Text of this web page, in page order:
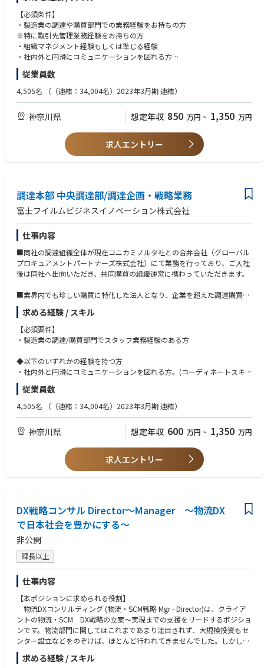
上の方を募集させていただきます。
【業務内容】
・取引先活用・管理、アライアンス強化に向けた企画、運営、管理などの
業務を担っており、今回の新会社に伴い、自社のみならず2社共同の新た
どを推進いただきます。
・取引先管理チームの組織マネジメント
※取引先個社とのやり取りは各バイヤーが現場単位で管理しており、本部
署ではそのサポートや全体の管理をしていただくイメージとなります。
・取引先活用・管理およびアライアンス強化に向けた施策立案およびその
・取引先に対する各種調査の実施、管理
・債権債務管理、契約管理
・取引先管理チームメンバーの人材育成、業務進捗管理、労務管理など
【配属組織】
集となります。
- 取引先管理チーム(取引先評価、債券債務管理、契約管理)
・調達単体で協業する稀有な環境下において、合併会社の運用やルール構
築をしていく部署となり、取引先管理の観点にてプロジェクトに参画いた
だきます。
・新評価制度など企業としても新たなチャレンジをしていくため、関係者
との間を取り持ち、バイヤー部門を支えていく重要な役割を担っていただ
【配属組織】
企画管理部には以下4チームにわかれており、今回は取引先管理チームで
の募集となります。
-調達戦略チーム（調達戦略の立案/実行、部門・法人運営）
-調達基盤チーム(システムの運用、帳票/KPI/原価管理)
-取引先管理チーム(取引先評価、債券管理、契約管理)
-環境CSRチーム(CSR化学物質管理、CSR違反行為確認、CO2削減)
週に2回までリモートワーク可能
【必須条件】
・製造業の調達や購買部門での業務経験をお持ちの方
※特に取引先管理業務経験をお持ちの方
・組織マネジメント経験もしくは準じる経験
・社内外と円滑にコミュニケーションを図れる方
・コーディネートスキル、ファシリテートスキルをお持ちの方
【歓迎条件】
・調達管理（取引先管理、原価管理、環境影響管理、CSR管理など）
・コンプライアンス対応(競争法、取適法（下請法）対応など)
・部品調達（メカ部品、電子部品、原材料など）
・組織横断でのプロジェクトリード経験をお持ちの方
従業員数
4,505名 （（連結：34,004名）2023年3月期 連結）
神奈川県 想定年収 850 万円 ~ 1,350 万円
求人エントリー
調達本部 中央調達部/調達企画・戦略業務
富士フイルムビジネスイノベーション株式会社
仕事内容
■同社の調達組織全体が現在コニカミノルタ社との合弁会社（グローバル
プロキュアメントパートナーズ株式会社）にて業務を行っており、ご入社
後は同社へ出向いただき、共同購買の組織運営に携わっていただきます。
■業界内でも珍しい購買に特化した法人となり、企業を超えた調達購買戦
略～法人運営までを行っていただくことがミッションとなります。
https://www.fujifilm.com/fb/company/news/release/2025/82714
【業務内容】
最適化、供給体制構築)
・調達戦略の立案/実行に向けた部内調整、会議ファシリテート
・部門/法人運営業務 (KPI管理、経営報告、部門イベント企画運営、内部/
外部監査対応、本社企画部門/総務/人事との調整業務など)
※一部法人運営業務がございますが、メインミッションとしては、調達戦
略や共同購買購買の体制構築となります。
【業務の魅力】
調達戦略を企画段階から携わっていただけます。
・組織やガバナンス含めルール作りの構築から携われ、経営に近しい立場
企画管理部には以下4チームにわかれており、今回は調達戦略チームでの
募集となります。
-調達戦略チーム（調達戦略の立案/実行、部門・法人運営）
-調達基盤チーム(システムの運用、帳票/KPI/原価管理)
-取引先管理チーム(取引先評価、債券管理、契約管理)
-環境CSRチーム(CSR化学物質管理、CSR違反行為確認、CO2削減)
■働き方：
週に2回までリモートワーク可能
フレックス制度有
部署残業10-20h程度
求める経験 / スキル
【必須要件】
・製造業の調達/購買部門でスタッフ業務経験のある方
◆以下のいずれかの経験を持つ方
・社内外と円滑にコミュニケーションを図れる方。(コーディネートスキ
ル、ファシリテートスキル)
・部内外問わずプロジェクトマネージメントの経験をしたことのある方。
下記の領域で知識・経験をお持ちのかたは歓迎いたします。
・調達戦略立案、企画
・他社との共同購買戦略立案、実行
・コンプライアンス対応(競争法、下請法対応など)
・プロジェクトマネジメント
従業員数
4,505名 （（連結：34,004名）2023年3月期 連結）
神奈川県 想定年収 600 万円 ~ 1,350 万円
求人エントリー
DX戦略コンサル Director～Manager ～物流DX
で日本社会を豊かにする～
非公開
課長以上
仕事内容
【本ポジションに求められる役割】
物流DXコンサルティング (物流・SCM戦略 Mgr - Director)は、クライア
ントの物流・SCM DX戦略の立案～実現までの支援をリードするポジショ
ンです。物流部門に関してはこれまであまり注目されず、大規模投資もセ
ンター設立などをのぞけば、ほとんど行われてきませんでした。しかし、
ドライバー不足や物流費の値上げを背景に、物流に対する経営の関心が高
まっています。物流部門の想いを経営が理解できる形にし、実現による効
求める経験 / スキル